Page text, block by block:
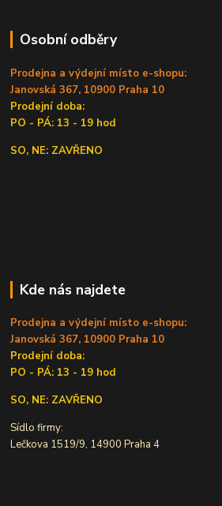
Osobní odběry
Prodejna a výdejní místo e-shopu:
Janovská 367, 10900 Praha 10
Prodejní doba:
PO - PÁ: 13 - 19 hod
SO, NE: ZAVŘENO
Kde nás najdete
Prodejna a výdejní místo e-shopu:
Janovská 367, 10900 Praha 10
Prodejní doba:
PO - PÁ: 13 - 19 hod
SO, NE: ZAVŘENO
Sídlo firmy:
Lečkova 1519/9, 14900 Praha 4